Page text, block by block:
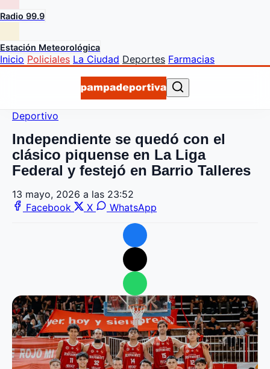
Radio 99.9
Estación Meteorológica
Inicio Policiales La Ciudad Deportes Farmacias
Deportivo
Independiente se quedó con el
clásico piquense en La Liga
Federal y festejó en Barrio Talleres
13 mayo, 2026 a las 23:52
Facebook
X WhatsApp